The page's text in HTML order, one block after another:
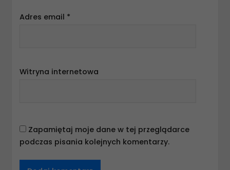
Adres email *
Witryna internetowa
Zapamiętaj moje dane w tej przeglądarce
podczas pisania kolejnych komentarzy.